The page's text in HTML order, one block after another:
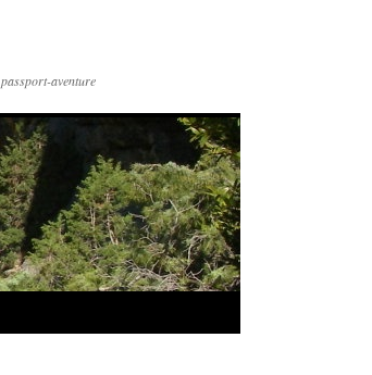
passport-aventure